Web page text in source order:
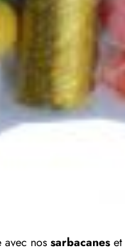
avec nos sarbacaneset